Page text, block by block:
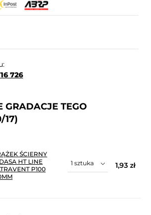
726
GRADACJE TEGO
17)
ŚCIERNY
HT LINE
P100
1,93 zł